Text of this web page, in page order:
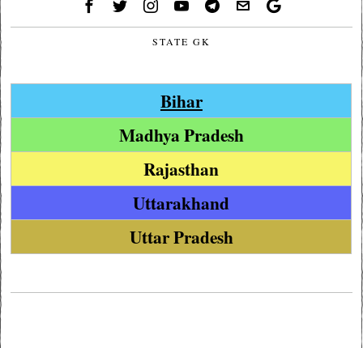
STATE GK
Bihar
Madhya Pradesh
Rajasthan
Uttarakhand
Uttar Pradesh